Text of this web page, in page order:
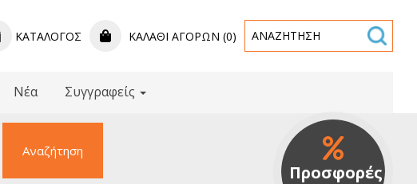
ΚΑΤΆΛΟΓΟΣ ΚΑΛΆΘΙ ΑΓΟΡΏΝ (0)
Νέα Συγγραφείς
Αναζήτηση
Προσφορές